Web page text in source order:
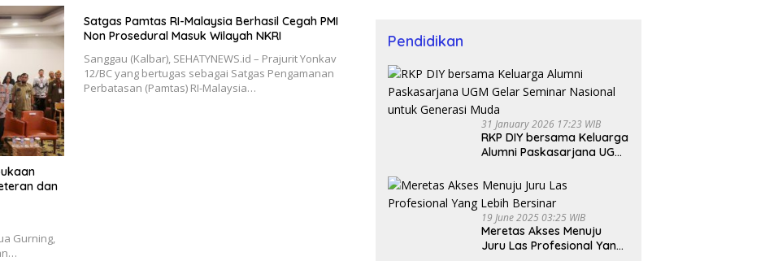
dan
Gurning,
Satgas Pamtas RI-Malaysia Berhasil Cegah PMI
Non Prosedural Masuk Wilayah NKRI
Sanggau (Kalbar), SEHATYNEWS.id – Prajurit Yonkav
12/BC yang bertugas sebagai Satgas Pengamanan
Perbatasan (Pamtas) RI-Malaysia…
Pendidikan
31 January 2026 17:23 WIB
RKP DIY bersama Keluarga
Alumni Paskasarjana UGM
untuk Generasi Muda
19 June 2025 03:25 WIB
Meretas Akses Menuju
Juru Las Profesional Yang